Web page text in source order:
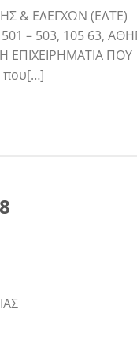
& ΕΛΕΓΧΩΝ (ΕΛΤΕ)
– 503, 105 63,
ΕΠΙΧΕΙΡΗΜΑΤΙΑ ΠΟΥ
που[…]